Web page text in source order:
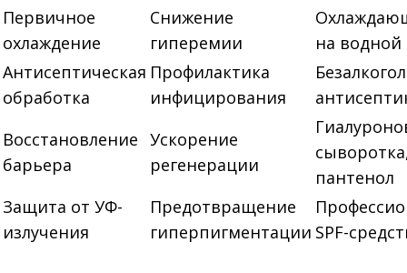
Первичное
охлаждение
Снижение
гиперемии
на водной
Антисептическая
обработка
Профилактика
инфицирования
Восстановление
барьера
Ускорение
регенерации
пантенол
Защита от УФ-
излучения
Предотвращение
гиперпигментации SPF-